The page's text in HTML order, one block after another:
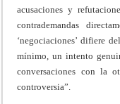
acusaciones y
contrademandas
‘negociaciones’ difiere
mínimo, un intento
conversaciones con la
controversia”.